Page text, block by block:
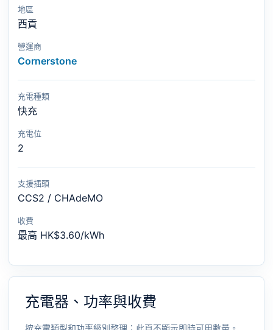
地區
西貢
營運商
Cornerstone
充電種類
快充
充電位
2
支援插頭
CCS2 / CHAdeMO
收費
最高 HK$3.60/kWh
充電器、功率與收費
按充電類型和功率級別整理；此頁不顯示即時可用數量。